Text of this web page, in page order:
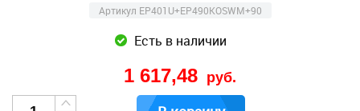
Артикул EP401U+EP490KOSWM+90
Есть в наличии
1 617,48 руб.